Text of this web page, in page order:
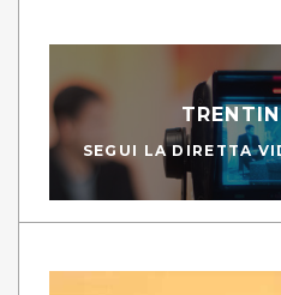
SEGUI LA DIRETTA